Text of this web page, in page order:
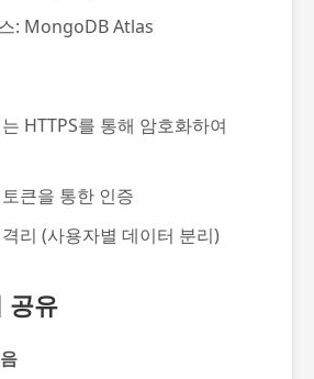
: MongoDB Atlas
HTTPS를 통해 암호화하여
큰을 통한 인증
리 (사용자별 데이터 분리)
공유